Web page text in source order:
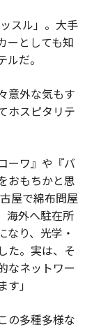
スル」。大手
ーとしても知
だ。
意外な気もす
ホスピタリテ
ーワ』や『バ
おもちかと思
屋で綿布問屋
海外へ駐在所
なり、光学・
た。実は、そ
なネットワー
」
の多種多様な